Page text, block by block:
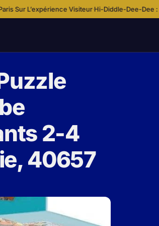
Visiteur·Hi-Diddle-Dee-Dee : Une chanson au
2-4
40657